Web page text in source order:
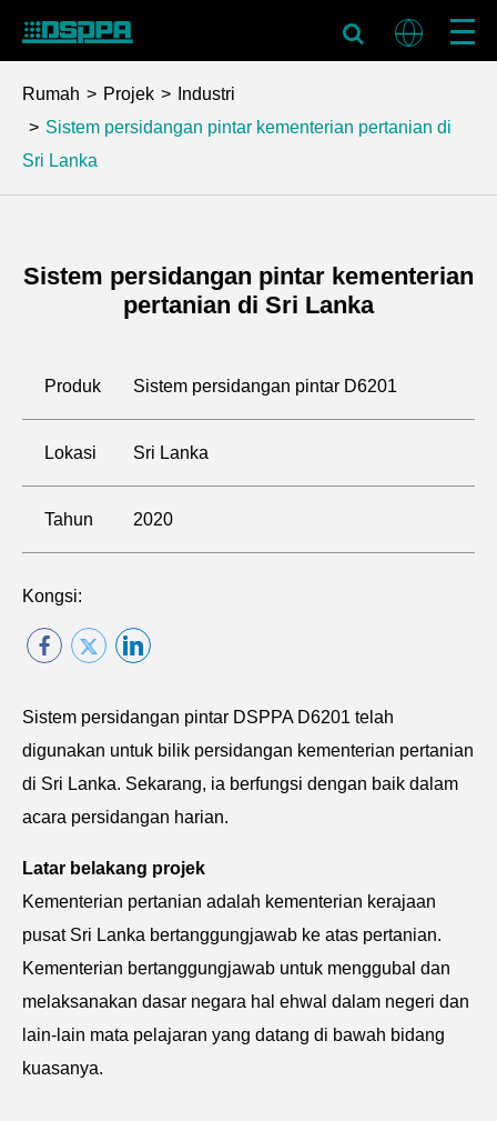
Rumah Projek
Industri
Sistem persidangan pintar kementerian pertanian di
Sri Lanka
Sistem persidangan pintar kementerian
pertanian di Sri Lanka
Produk Sistem persidangan pintar D6201
Lokasi Sri Lanka
Tahun 2020
Kongsi:
Sistem persidangan pintar DSPPA D6201 telah
digunakan untuk bilik persidangan kementerian pertanian
di Sri Lanka. Sekarang, ia berfungsi dengan baik dalam
acara persidangan harian.
Latar belakang projek
Kementerian pertanian adalah kementerian kerajaan
pusat Sri Lanka bertanggungjawab ke atas pertanian.
Kementerian bertanggungjawab untuk menggubal dan
melaksanakan dasar negara hal ehwal dalam negeri dan
lain-lain mata pelajaran yang datang di bawah bidang
kuasanya.